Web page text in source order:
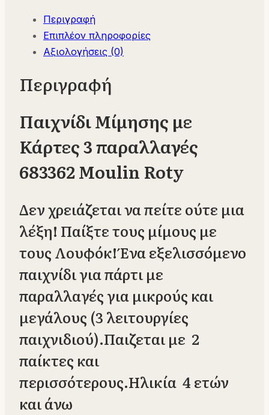
Moulin
Roty
ποσότητα
Περιγραφή
Επιπλέον πληροφορίες
Αξιολογήσεις (0)
Περιγραφή
Παιχνίδι Μίμησης με
Κάρτες 3 παραλλαγές
683362 Moulin Roty
Δεν χρειάζεται να πείτε ούτε μια
λέξη! Παίξτε τους μίμους με
τους Λουφόκ! Ένα εξελισσόμενο
παιχνίδι για πάρτι με
παραλλαγές για μικρούς και
μεγάλους (3 λειτουργίες
παιχνιδιού).Παιζεται με 2
παίκτες και
περισσότερους.Ηλικία 4 ετών
και άνω